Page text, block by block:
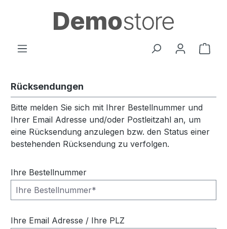
Zum Hauptinhalt springen
Rücksendungen
Bitte melden Sie sich mit Ihrer Bestellnummer und
Ihrer Email Adresse und/oder Postleitzahl an, um
eine Rücksendung anzulegen bzw. den Status einer
bestehenden Rücksendung zu verfolgen.
Ihre Bestellnummer
Ihre Email Adresse / Ihre PLZ